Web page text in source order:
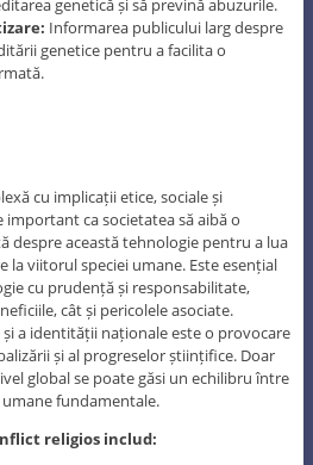
genetică și să prevină abuzurile.
Informarea publicului larg despre
genetice pentru a facilita o
cu implicații etice, sociale și
important ca societatea să aibă o
despre această tehnologie pentru a lua
la viitorul speciei umane. Este esențial
cu prudență și responsabilitate,
cât și pericolele asociate.
a identității naționale este o provocare
și al progreselor științifice. Doar
global se poate găsi un echilibru între
fundamentale.
religios includ: